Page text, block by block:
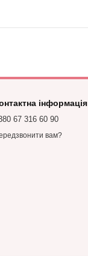
інформація
67 316 60 90
вам?